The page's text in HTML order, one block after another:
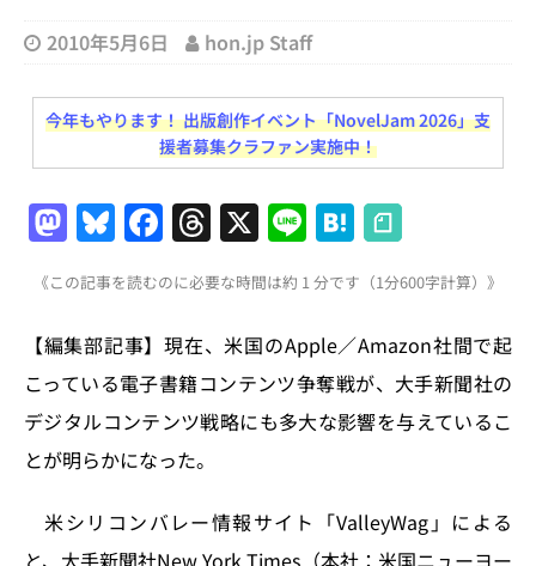
2010年5月6日 hon.jp Staff
今年もやります！ 出版創作イベント「NovelJam 2026」支
援者募集クラファン実施中！
M
a
st
o
d
o
n
Bl
u
e
s
k
y
F
a
c
e
b
o
o
T
h
re
a
d
s
X Li
n
e
H
at
e
n
a
《この記事を読むのに必要な時間は約 1 分です（1分600字計算）》
【編集部記事】現在、米国のApple／Amazon社間で起
こっている電子書籍コンテンツ争奪戦が、大手新聞社の
デジタルコンテンツ戦略にも多大な影響を与えているこ
とが明らかになった。
米シリコンバレー情報サイト「ValleyWag」による
と、大手新聞社New York Times（本社：米国ニューヨー